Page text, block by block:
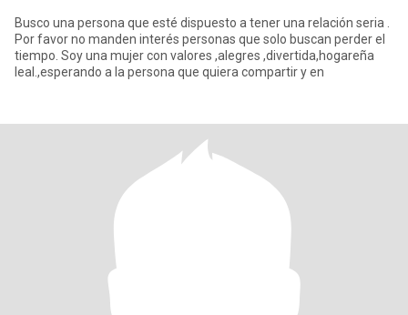
Busco una persona que esté dispuesto a tener una relación seria .
Por favor no manden interés personas que solo buscan perder el
tiempo. Soy una mujer con valores ,alegres ,divertida,hogareña
leal.,esperando a la persona que quiera compartir y en